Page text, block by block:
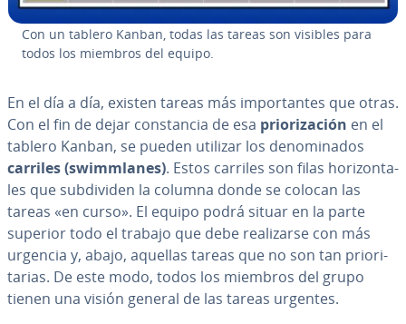
Con un tablero Kanban, todas las tareas son visibles para
todos los miembros del equipo.
En el día a día, existen tareas más im­po­r­ta­n­tes que otras.
Con el fin de dejar co­n­s­ta­n­cia de esa prio­ri­za­ción en el
tablero Kanban, se pueden utilizar los de­no­mi­na­dos
carriles (swi­m­m­la­nes). Estos carriles son filas ho­ri­zo­n­ta­
les que su­b­di­vi­den la columna donde se colocan las
tareas «en curso». El equipo podrá situar en la parte
superior todo el trabajo que debe rea­li­zar­se con más
urgencia y, abajo, aquellas tareas que no son tan prio­ri­
ta­rias. De este modo, todos los miembros del grupo
tienen una visión general de las tareas urgentes.